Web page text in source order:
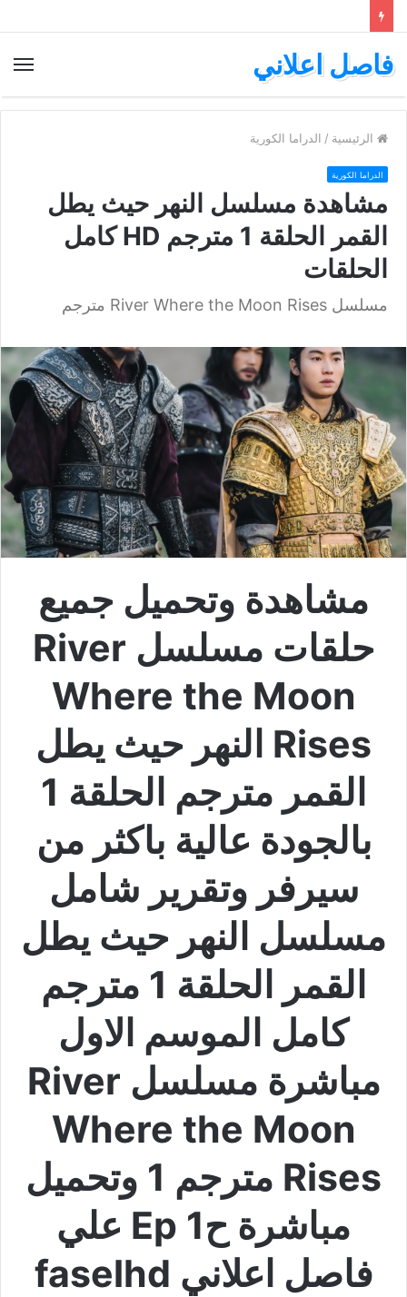
فاصل اعلاني
الرئيسية / الدراما الكورية
الدراما الكورية
مشاهدة مسلسل النهر حيث يطل
القمر الحلقة 1 مترجم HD كامل
الحلقات
مسلسل River Where the Moon Rises مترجم
مشاهدة وتحميل جميع
حلقات مسلسل River
Where the Moon
Rises النهر حيث يطل
القمر مترجم الحلقة 1
بالجودة عالية باكثر من
سيرفر وتقرير شامل
مسلسل النهر حيث يطل
القمر الحلقة 1 مترجم
كامل الموسم الاول
مباشرة مسلسل River
Where the Moon
Rises مترجم 1 وتحميل
مباشرة ح1 Ep علي
فاصل اعلاني faselhd